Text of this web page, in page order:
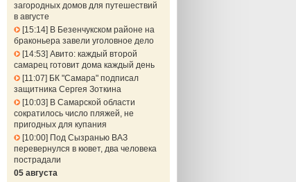
загородных домов для путешествий
в августе
15:14 В Безенчукском районе на
браконьера завели уголовное дело
14:53 Авито: каждый второй
самарец готовит дома каждый день
11:07
БК "Самара" подписал
защитника Сергея Зоткина
10:03
В Самарской области
сократилось число пляжей, не
пригодных для купания
10:00 Под Сызранью ВАЗ
перевернулся в кювет, два человека
пострадали
05 августа